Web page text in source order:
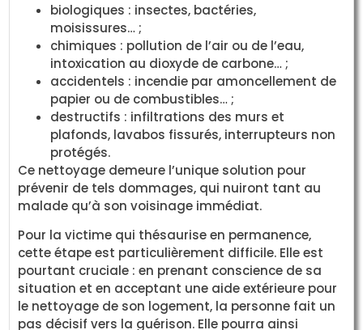
biologiques : insectes, bactéries,
moisissures… ;
chimiques : pollution de l’air ou de l’eau,
intoxication au dioxyde de carbone… ;
accidentels : incendie par amoncellement de
papier ou de combustibles… ;
destructifs : infiltrations des murs et
plafonds, lavabos fissurés, interrupteurs non
protégés.
Ce nettoyage demeure l’unique solution pour
prévenir de tels dommages, qui nuiront tant au
malade qu’à son voisinage immédiat.
Pour la victime qui thésaurise en permanence,
cette étape est particulièrement difficile. Elle est
pourtant cruciale : en prenant conscience de sa
situation et en acceptant une aide extérieure pour
le nettoyage de son logement, la personne fait un
pas décisif vers la guérison. Elle pourra ainsi